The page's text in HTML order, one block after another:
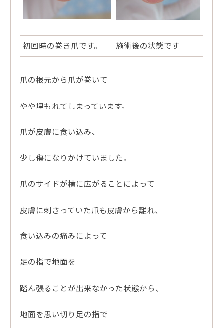
初回時の巻き爪です。 施術後の状態です
爪の根元から爪が巻いて
やや埋もれてしまっています。
爪が皮膚に食い込み、
少し傷になりかけていました。
爪のサイドが横に広がることによって
皮膚に刺さっていた爪も皮膚から離れ、
食い込みの痛みによって
足の指で地面を
踏ん張ることが出来なかった状態から、
地面を思い切り足の指で